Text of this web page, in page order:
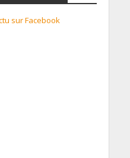
sur Facebook